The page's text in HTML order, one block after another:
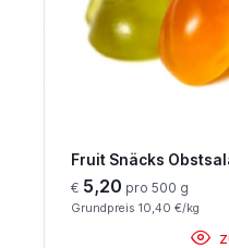
Fruit Snäcks
€ 5,20 pro 500 g
Grundpreis 10,40 €/kg